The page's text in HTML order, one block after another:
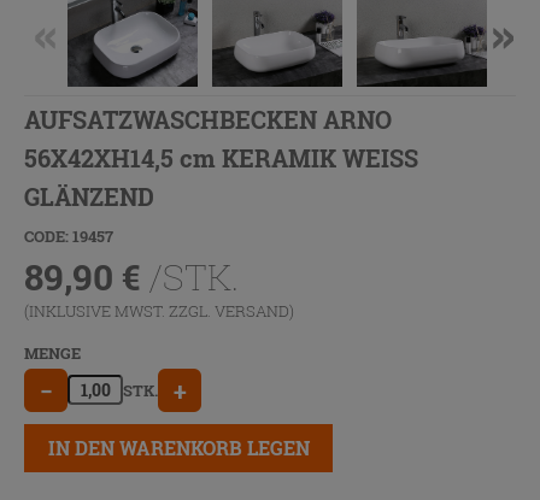
AUFSATZWASCHBECKEN ARNO
56X42XH14,5 cm KERAMIK WEISS
GLÄNZEND
CODE: 19457
89,90 € /STK.
(INKLUSIVE MWST. ZZGL. VERSAND)
MENGE
− STK. +
IN DEN WARENKORB LEGEN